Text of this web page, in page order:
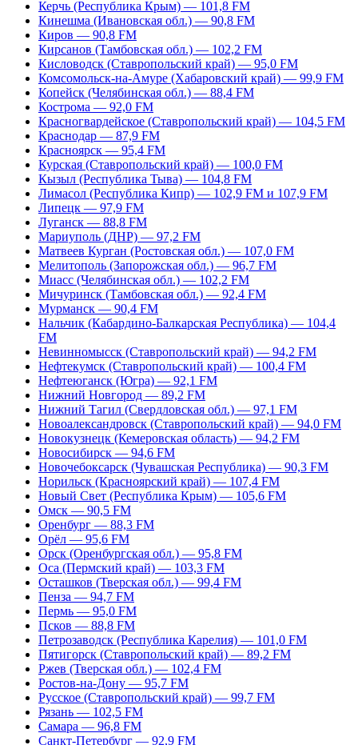
Керчь (Республика Крым) — 101,8 FM
Кинешма (Ивановская обл.) — 90,8 FM
Киров — 90,8 FM
Кирсанов (Тамбовская обл.) — 102,2 FM
Кисловодск (Ставропольский край) — 95,0 FM
Комсомольск-на-Амуре (Хабаровский край) — 99,9 FM
Копейск (Челябинская обл.) — 88,4 FM
Кострома — 92,0 FM
Красногвардейское (Ставропольский край) — 104,5 FM
Краснодар — 87,9 FM
Красноярск — 95,4 FM
Курская (Ставропольский край) — 100,0 FM
Кызыл (Республика Тыва) — 104,8 FM
Лимасол (Республика Кипр) — 102,9 FM и 107,9 FM
Липецк — 97,9 FM
Луганск — 88,8 FM
Мариуполь (ДНР) — 97,2 FM
Матвеев Курган (Ростовская обл.) — 107,0 FM
Мелитополь (Запорожская обл.) — 96,7 FM
Миасс (Челябинская обл.) — 102,2 FM
Мичуринск (Тамбовская обл.) — 92,4 FM
Мурманск — 90,4 FM
Нальчик (Кабардино-Балкарская Республика) — 104,4
FM
Невинномысск (Ставропольский край) — 94,2 FM
Нефтекумск (Ставропольский край) — 100,4 FM
Нефтеюганск (Югра) — 92,1 FM
Нижний Новгород — 89,2 FM
Нижний Тагил (Свердловская обл.) — 97,1 FM
Новоалександровск (Ставропольский край) — 94,0 FM
Новокузнецк (Кемеровская область) — 94,2 FM
Новосибирск — 94,6 FM
Новочебоксарск (Чувашская Республика) — 90,3 FM
Норильск (Красноярский край) — 107,4 FM
Новый Свет (Республика Крым) — 105,6 FM
Омск — 90,5 FM
Оренбург — 88,3 FM
Орёл — 95,6 FM
Орск (Оренбургская обл.) — 95,8 FM
Оса (Пермский край) — 103,3 FM
Осташков (Тверская обл.) — 99,4 FM
Пенза — 94,7 FM
Пермь — 95,0 FM
Псков — 88,8 FM
Петрозаводск (Республика Карелия) — 101,0 FM
Пятигорск (Ставропольский край) — 89,2 FM
Ржев (Тверская обл.) — 102,4 FM
Ростов-на-Дону — 95,7 FM
Русское (Ставропольский край) — 99,7 FM
Рязань — 102,5 FM
Самара — 96,8 FM
Санкт-Петербург — 92,9 FM